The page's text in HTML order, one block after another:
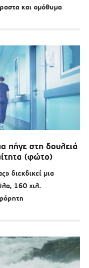
και ομόθυμα
πήγε στη δουλειά
(φώτο)
διεκδικεί μια
160 χιλ.